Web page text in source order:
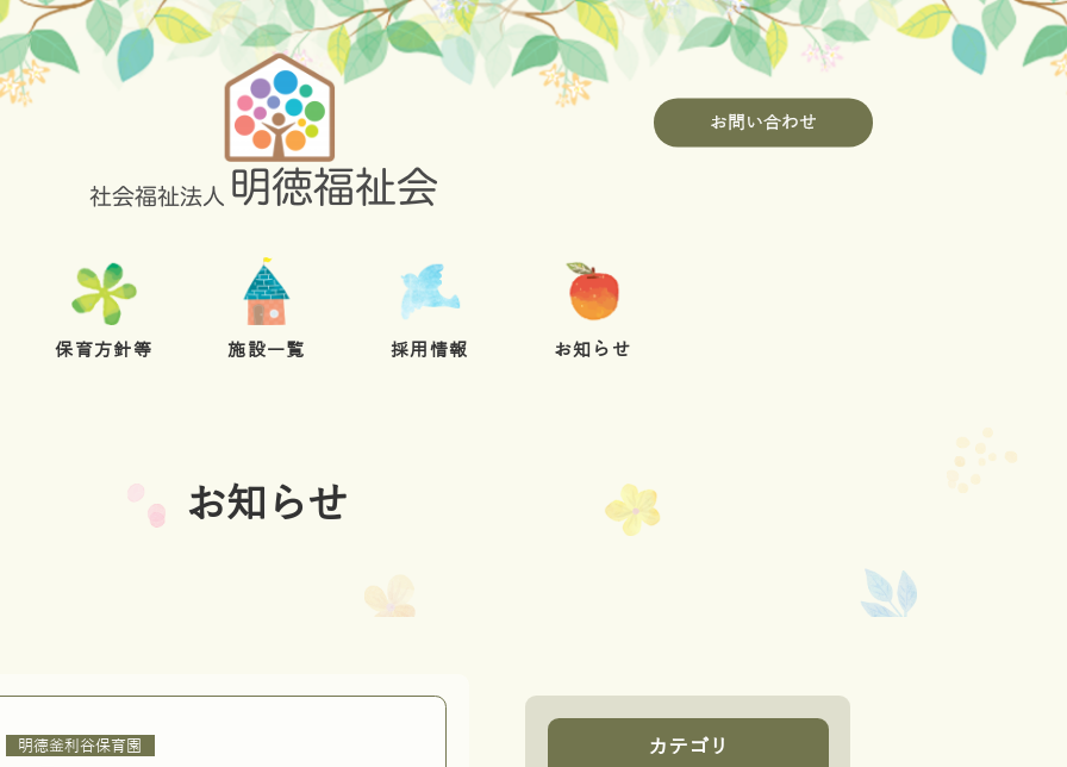
お問い合わせ
保育方針等 施設一覧 採用情報 お知らせ
お知らせ
明徳釜利谷保育園 カテゴリ